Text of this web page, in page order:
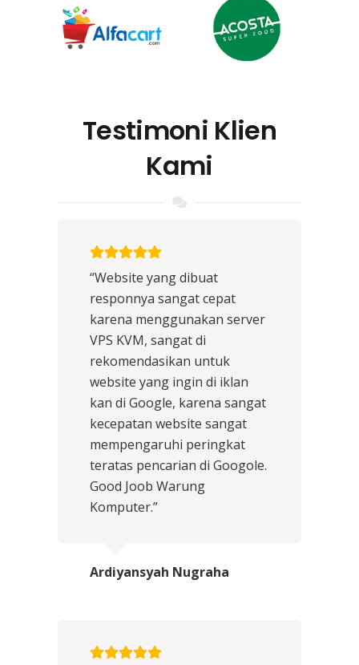
Testimoni Klien
Kami
“Website yang dibuat
responnya sangat cepat
karena menggunakan server
VPS KVM, sangat di
rekomendasikan untuk
website yang ingin di iklan
kan di Google, karena sangat
kecepatan website sangat
mempengaruhi peringkat
teratas pencarian di Googole.
Good Joob Warung
Komputer.”
Ardiyansyah Nugraha